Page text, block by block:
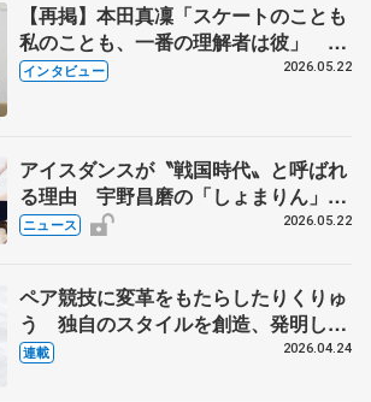
【再掲】本田真凜「スケートのことも
私のことも、一番の理解者は彼」 引
退時の単独インタビューで語った競技
インタビュー 2026.05.22
アイスダンスが〝戦国時代〟と呼ばれ
る理由 宇野昌磨の「しょまりん」ら
実力者が相次いで参戦 国内の競争激
ニュース 2026.05.22
ペア競技に変革をもたらしたりくりゅ
う 独自のスタイルを創造、発明した
【引退発表後②】
連載 2026.04.24